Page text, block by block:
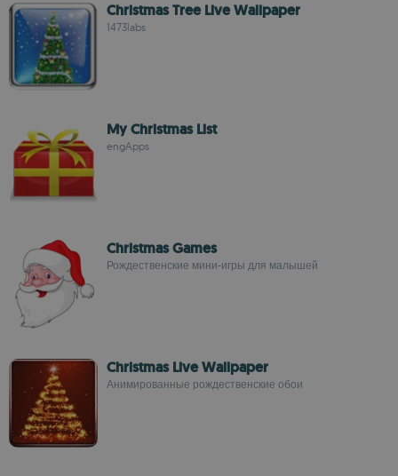
Christmas Tree Live Wallpaper
1473labs
My Christmas List
engApps
Christmas Games
Рождественские мини-игры для малышей
Christmas Live Wallpaper
Анимированные рождественские обои